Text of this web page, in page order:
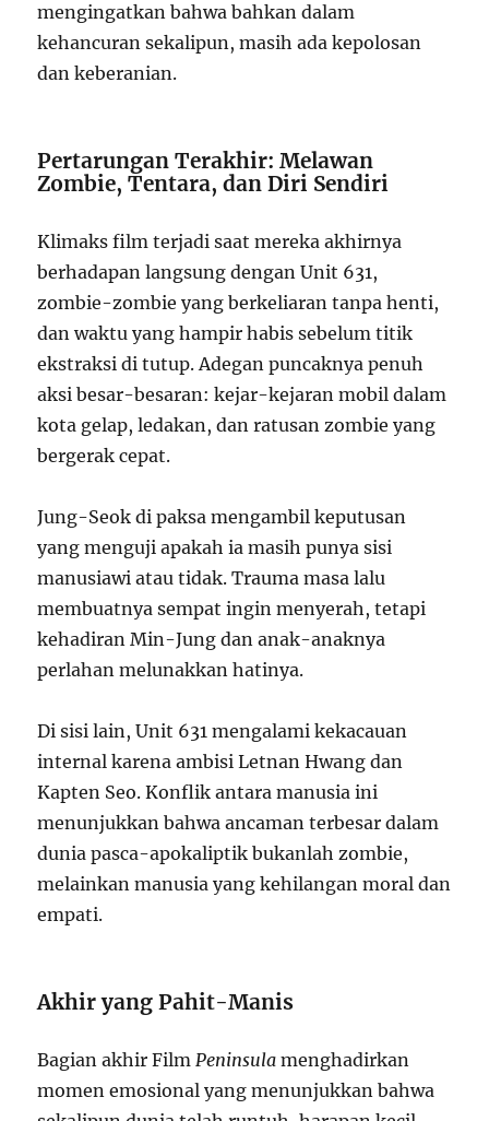
mengingatkan bahwa bahkan dalam
kehancuran sekalipun, masih ada kepolosan
dan keberanian.
Pertarungan Terakhir: Melawan
Zombie, Tentara, dan Diri Sendiri
Klimaks film terjadi saat mereka akhirnya
berhadapan langsung dengan Unit 631,
zombie-zombie yang berkeliaran tanpa henti,
dan waktu yang hampir habis sebelum titik
ekstraksi di tutup. Adegan puncaknya penuh
aksi besar-besaran: kejar-kejaran mobil dalam
kota gelap, ledakan, dan ratusan zombie yang
bergerak cepat.
Jung-Seok di paksa mengambil keputusan
yang menguji apakah ia masih punya sisi
manusiawi atau tidak. Trauma masa lalu
membuatnya sempat ingin menyerah, tetapi
kehadiran Min-Jung dan anak-anaknya
perlahan melunakkan hatinya.
Di sisi lain, Unit 631 mengalami kekacauan
internal karena ambisi Letnan Hwang dan
Kapten Seo. Konflik antara manusia ini
menunjukkan bahwa ancaman terbesar dalam
dunia pasca-apokaliptik bukanlah zombie,
melainkan manusia yang kehilangan moral dan
empati.
Akhir yang Pahit-Manis
Bagian akhir FilmPeninsula menghadirkan
momen emosional yang menunjukkan bahwa